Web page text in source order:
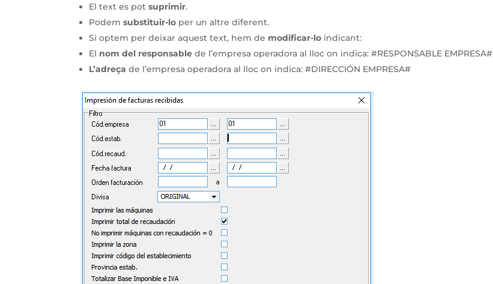
El text es potsuprimir.
Podemsubstituir-lo per un altre diferent.
Si optem per deixar aquest text, hem de modificar-lo indicant:
El nom del responsable de l’empresa operadora al lloc on indica: #RESPONSABLE EMPRESA#
L’adreçade l’empresa operadora al lloc on indica: #DIRECCIÓN EMPRESA#